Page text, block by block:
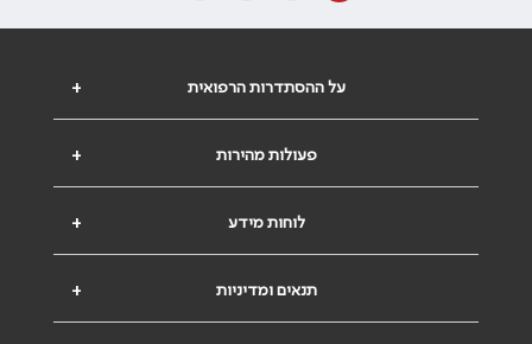
+ על ההסתדרות הרפואית
+ פעולות מהירות
+ לוחות מידע
+ תנאים ומדיניות